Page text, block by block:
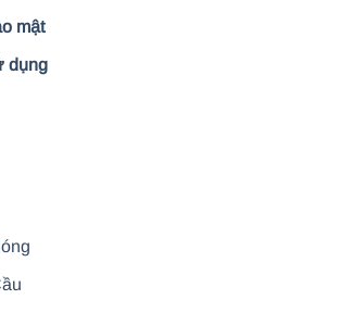
mật
dụng